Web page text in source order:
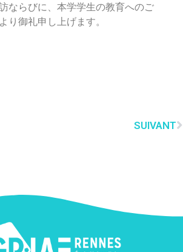
ならびに、本学学生の教育へのご
り御礼申し上げます。
SUIVANT